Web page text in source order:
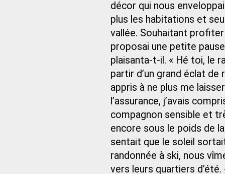
décor qui nous
plus les habitations et
vallée. Souhaitant
proposai une petite
plaisanta-t-il. « Hé toi, le
partir d’un grand éclat de
appris à ne plus me
l’assurance, j’avais
compagnon sensible et
encore sous le poids de
sentait que le soleil
randonnée à ski, nous
vers leurs quartiers